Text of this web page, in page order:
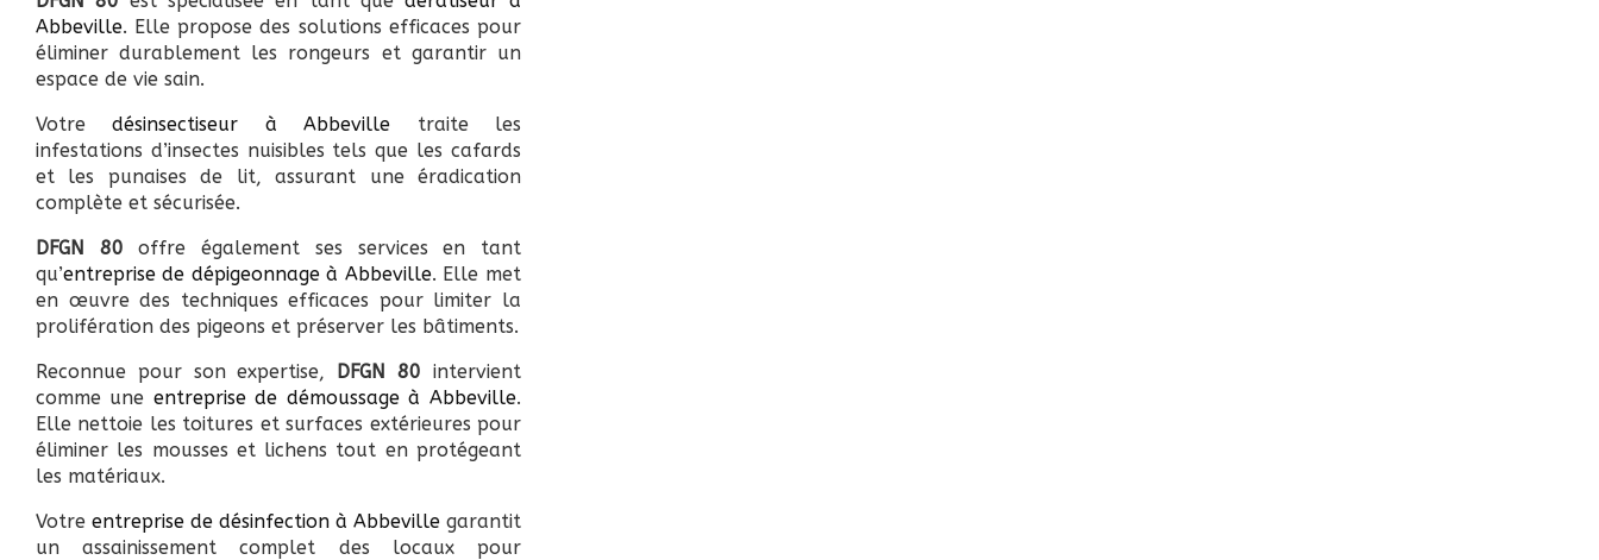
Abbeville. Elle propose des solutions efficaces pour
éliminer durablement les rongeurs et garantir un
espace de vie sain.
Votredésinsectiseur à Abbeville
traite les
infestations d’insectes nuisibles tels que les cafards
et les punaises de lit, assurant une éradication
complète et sécurisée.
DFGN 80offre également ses services en tant
qu’entreprise de dépigeonnage à Abbeville. Elle met
en œuvre des techniques efficaces pour limiter la
prolifération des pigeons et préserver les bâtiments.
Reconnue pour son expertise, DFGN 80 intervient
comme une entreprise de démoussage à Abbeville.
Elle nettoie les toitures et surfaces extérieures pour
éliminer les mousses et lichens tout en protégeant
les matériaux.
Votre entreprise de désinfection à Abbeville garantit
un assainissement complet des locaux pour